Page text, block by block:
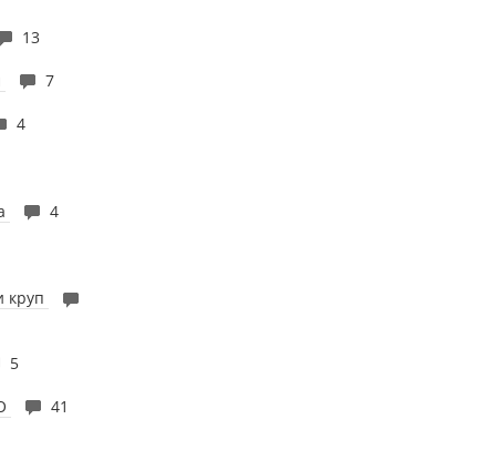
13
7
4
4
круп
5
41